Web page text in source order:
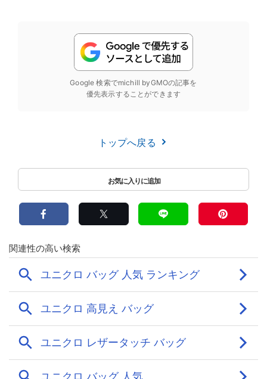
Google 検索でmichill byGMOの記事を
優先表示することができます
トップへ戻る